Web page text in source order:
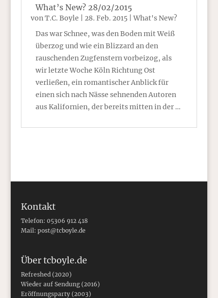
What’s New? 28/02/2015
vonT.C. Boyle 28. Feb. 2015|What's New?
Das war Schnee, was den Boden mit Weiß
überzog und wie ein Blizzard an den
rauschenden Zugfenstern vorbeizog, als
wir letzte Woche Köln Richtung Ost
verließen, ein romantischer Anblick für
einen sich nach Nässe sehnenden Autoren
aus Kalifornien, der bereits mitten in der …
Kontakt
Telefon: 05306 912 418
Mail: post@tcboyle.de
Über tcboyle.de
Refreshed (2020)
Wieder auf Sendung (2016)
Eröffnungsparty (2003)